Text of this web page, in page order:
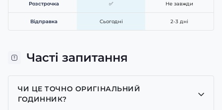
Розстрочка ✅ Не завжди
Відправка Сьогодні 2-3 дні
Часті запитання
ЧИ ЦЕ ТОЧНО ОРИГІНАЛЬНИЙ
ГОДИННИК?